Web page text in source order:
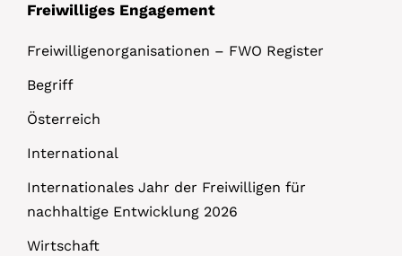
Freiwilliges Engagement
Freiwilligenorganisationen – FWO Register
Begriff
Österreich
International
Internationales Jahr der Freiwilligen für
nachhaltige Entwicklung 2026
Wirtschaft